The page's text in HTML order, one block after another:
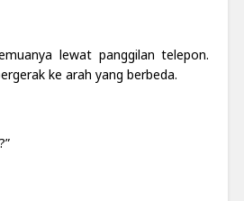
lewat panggilan telepon.
ke arah yang berbeda.